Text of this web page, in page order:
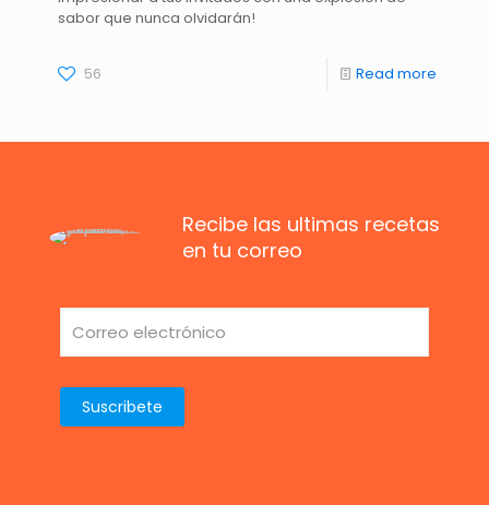
sabor que nunca olvidarán!
56 Read more
Recibe las ultimas recetas
en tu correo